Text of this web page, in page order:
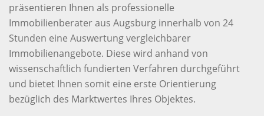
präsentieren Ihnen als professionelle
Immobilienberater aus Augsburg innerhalb von 24
Stunden eine Auswertung vergleichbarer
Immobilienangebote. Diese wird anhand von
wissenschaftlich fundierten Verfahren durchgeführt
und bietet Ihnen somit eine erste Orientierung
bezüglich des Marktwertes Ihres Objektes.